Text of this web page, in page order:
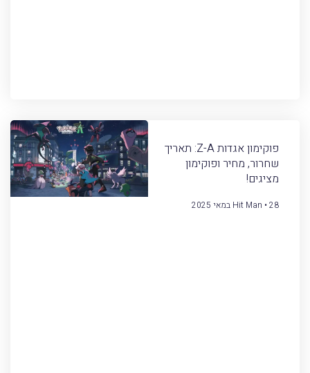
פוקימון אגדות Z-A: תאריך
שחרור, מחיר ופוקימון
מציגים!
Hit Man 28 במאי 2025